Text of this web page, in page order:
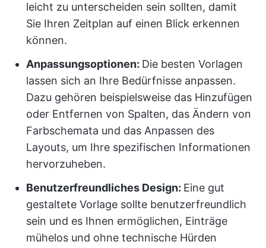
leicht zu unterscheiden sein sollten, damit
Sie Ihren Zeitplan auf einen Blick erkennen
können.
Anpassungsoptionen: Die besten Vorlagen
lassen sich an Ihre Bedürfnisse anpassen.
Dazu gehören beispielsweise das Hinzufügen
oder Entfernen von Spalten, das Ändern von
Farbschemata und das Anpassen des
Layouts, um Ihre spezifischen Informationen
hervorzuheben.
Benutzerfreundliches Design: Eine gut
gestaltete Vorlage sollte benutzerfreundlich
sein und es Ihnen ermöglichen, Einträge
mühelos und ohne technische Hürden